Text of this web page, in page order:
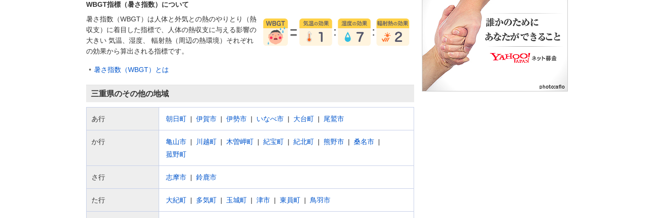
WBGT指標（暑さ指数）について
暑さ指数（WBGT）は人体と外気との熱のやりとり（熱
収支）に着目した指標で、人体の熱収支に与える影響の
大きい 気温、湿度、 輻射熱（周辺の熱環境）それぞれ
の効果から算出される指標です。
暑さ指数（WBGT）とは
三重県のその他の地域
あ行 朝日町 伊賀市 伊勢市 いなべ市 大台町 尾鷲市
か行 亀山市 川越町 木曽岬町 紀宝町 紀北町 熊野市
桑名市
菰野町
さ行 志摩市 鈴鹿市
た行 大紀町 多気町 玉城町 津市 東員町 鳥羽市